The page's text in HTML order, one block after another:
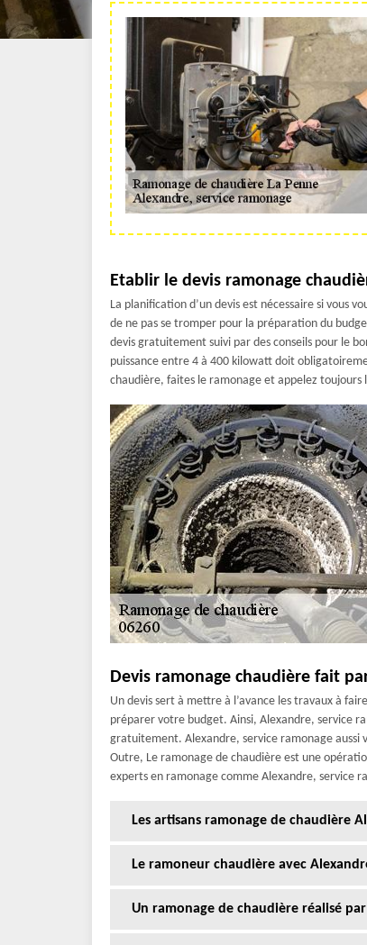
Etablir le devis ramonage
La planification d’un devis est nécessaire si vous
de ne pas se tromper pour la préparation du
devis gratuitement suivi par des conseils pour le
puissance entre 4 à 400 kilowatt doit
chaudière, faites le ramonage et appelez toujours
Devis ramonage chaudière fait
Un devis sert à mettre à l’avance les travaux à
préparer votre budget. Ainsi, Alexandre, service
gratuitement. Alexandre, service ramonage aussi
Outre, Le ramonage de chaudière est une
experts en ramonage comme Alexandre, service
Les artisans ramonage de chaudière
Le ramoneur chaudière avec
Un ramonage de chaudière réalisé